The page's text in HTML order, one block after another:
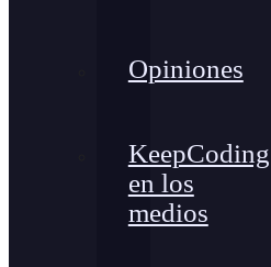
Opiniones
KeepCoding
en los
medios